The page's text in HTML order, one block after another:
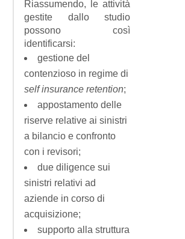
Riassumendo, le attività
gestite dallo studio
possono così
identificarsi:
gestione del
contenzioso in regime di
self insurance retention;
appostamento delle
riserve relative ai sinistri
a bilancio e confronto
con i revisori;
due diligence sui
sinistri relativi ad
aziende in corso di
acquisizione;
supporto alla struttura